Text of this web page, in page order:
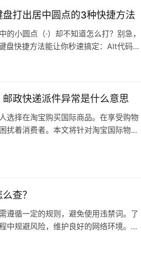
打出居中圆点的3种快捷方法
小圆点（·）却不知道怎么打？别急，
快捷方法能让你秒速搞定：Alt代码输
政快递派件异常是什么意思
选择在淘宝购买国际商品。在享受购物
扰着消费者。本文将针对淘宝国际物流
查？
遵循一定的规则，避免使用违禁词。了
规避风险，维护良好的网络环境。